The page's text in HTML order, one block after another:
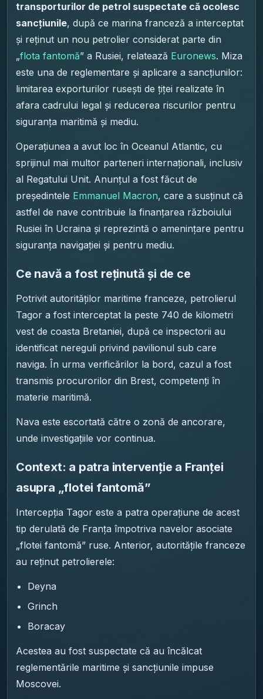
transporturilor de petrol suspectate că ocolesc
sancțiunile, după ce marina franceză a interceptat
și reținut un nou petrolier considerat parte din
„flota fantomă” a Rusiei, relatează Euronews. Miza
este una de reglementare și aplicare a sancțiunilor:
limitarea exporturilor rusești de țiței realizate în
afara cadrului legal și reducerea riscurilor pentru
siguranța maritimă și mediu.
Operațiunea a avut loc în Oceanul Atlantic, cu
sprijinul mai multor parteneri internaționali, inclusiv
al Regatului Unit. Anunțul a fost făcut de
președintele Emmanuel Macron, care a susținut că
astfel de nave contribuie la finanțarea războiului
Rusiei în Ucraina și reprezintă o amenințare pentru
siguranța navigației și pentru mediu.
Ce navă a fost reținută și de ce
Potrivit autorităților maritime franceze, petrolierul
Tagor a fost interceptat la peste 740 de kilometri
vest de coasta Bretaniei, după ce inspectorii au
identificat nereguli privind pavilionul sub care
naviga. În urma verificărilor la bord, cazul a fost
transmis procurorilor din Brest, competenți în
materie maritimă.
Nava este escortată către o zonă de ancorare,
unde investigațiile vor continua.
Context: a patra intervenție a Franței
asupra „flotei fantomă”
Intercepția Tagor este a patra operațiune de acest
tip derulată de Franța împotriva navelor asociate
„flotei fantomă” ruse. Anterior, autoritățile franceze
au reținut petrolierele:
Deyna
Grinch
Boracay
Acestea au fost suspectate că au încălcat
reglementările maritime și sancțiunile impuse
Moscovei.